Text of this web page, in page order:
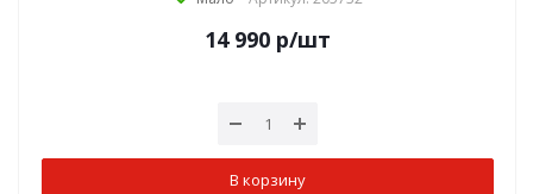
14 990 р/шт
В корзину